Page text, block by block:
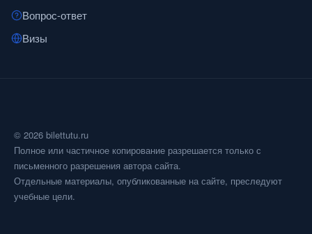
Вопрос-ответ
Визы
© 2026 bilettutu.ru
Полное или частичное копирование разрешается только с
письменного разрешения автора сайта.
Отдельные материалы, опубликованные на сайте, преследуют
учебные цели.